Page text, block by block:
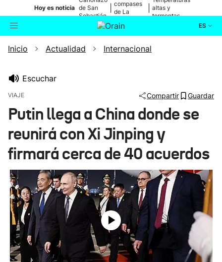
Hoy es noticia de San
Sebastián
compases
de La
altas y
tormentas
ES
Buscador Actualidad
Ikusmiran
Eguraldia
Inicio Actualidad Internacional
Escuchar
VIAJE Compartir Guardar
Putin llega a China donde se
reunirá con Xi Jinping y
firmará cerca de 40 acuerdos